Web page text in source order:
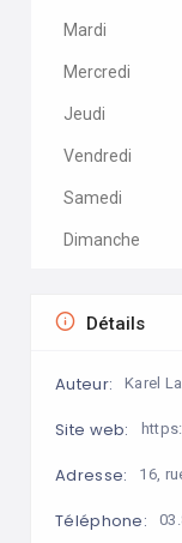
Mardi
Mercredi
Jeudi
Vendredi
Samedi
Dimanche
Détails
Auteur: Karel
Site web:
Adresse: 16,
Téléphone: